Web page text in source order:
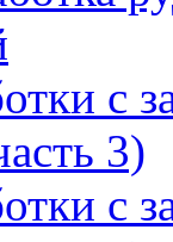
с
3)
с